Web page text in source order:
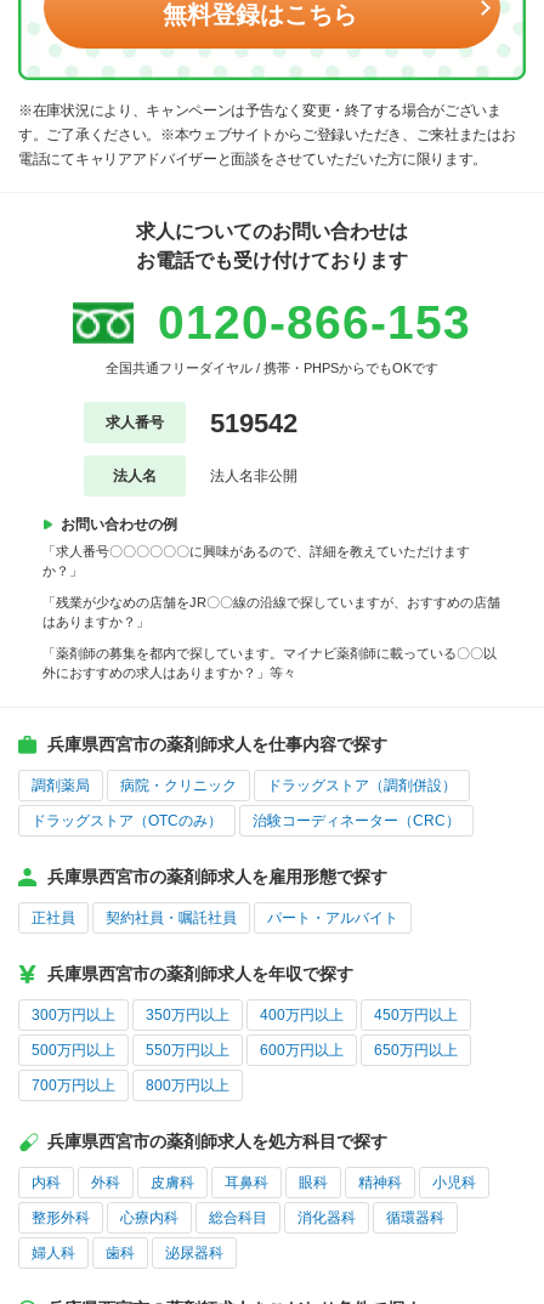
無料登録はこちら
※在庫状況により、キャンペーンは予告なく変更・終了する場合がございま
す。ご了承ください。※本ウェブサイトからご登録いただき、ご来社またはお
電話にてキャリアアドバイザーと面談をさせていただいた方に限ります。
求人についてのお問い合わせは
お電話でも受け付けております
0120-866-153
全国共通フリーダイヤル / 携帯・PHPSからでもOKです
求人番号 519542
法人名 法人名非公開
お問い合わせの例
「求人番号〇〇〇〇〇〇に興味があるので、詳細を教えていただけます
か？」
「残業が少なめの店舗をJR〇〇線の沿線で探していますが、おすすめの店舗
はありますか？」
「薬剤師の募集を都内で探しています。マイナビ薬剤師に載っている〇〇以
外におすすめの求人はありますか？」等々
兵庫県西宮市の薬剤師求人を仕事内容で探す
調剤薬局 病院・クリニック ドラッグストア（調剤併設）
ドラッグストア（OTCのみ） 治験コーディネーター（CRC）
兵庫県西宮市の薬剤師求人を雇用形態で探す
正社員 契約社員・嘱託社員 パート・アルバイト
兵庫県西宮市の薬剤師求人を年収で探す
300万円以上 350万円以上 400万円以上 450万円以上
500万円以上 550万円以上 600万円以上 650万円以上
700万円以上 800万円以上
兵庫県西宮市の薬剤師求人を処方科目で探す
内科 外科 皮膚科 耳鼻科 眼科 精神科 小児科
整形外科 心療内科 総合科目 消化器科 循環器科
婦人科 歯科 泌尿器科